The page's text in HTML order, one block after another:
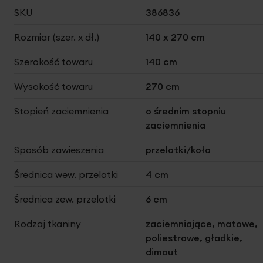
Więcej
SKU 386836
Rozmiar (szer. x dł.) 140 x 270 cm
Szerokość towaru 140 cm
Wysokość towaru 270 cm
Stopień zaciemnienia
o średnim stopniu
zaciemnienia
Sposób zawieszenia przelotki/koła
Średnica wew. przelotki 4 cm
Średnica zew. przelotki 6 cm
Rodzaj tkaniny
zaciemniające, matowe,
poliestrowe, gładkie,
dimout